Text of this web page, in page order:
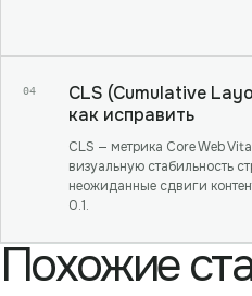
04
CLS (Cumulative
как исправить
CLS — метрика Core Web
визуальную стабильность
неожиданные сдвиги
0.1.
Похожие